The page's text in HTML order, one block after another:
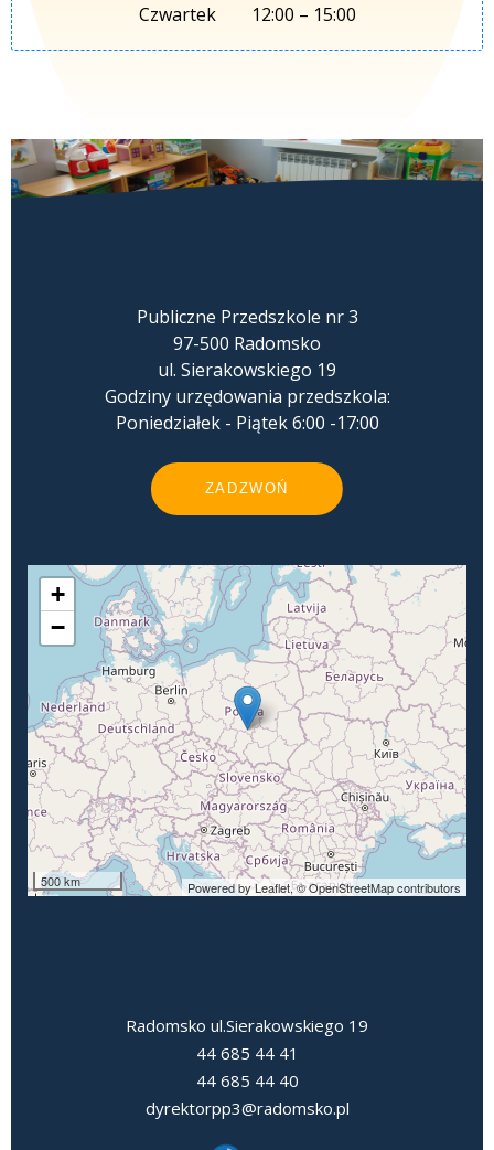
Czwartek 12:00 – 15:00
Publiczne Przedszkole nr 3
97-500 Radomsko
ul. Sierakowskiego 19
Godziny urzędowania przedszkola:
Poniedziałek - Piątek 6:00 -17:00
ZADZWOŃ
+
−
500 km Powered by Leaflet,© OpenStreetMap contributors
Radomsko ul.Sierakowskiego 19
44 685 44 41
44 685 44 40
dyrektorpp3@radomsko.pl